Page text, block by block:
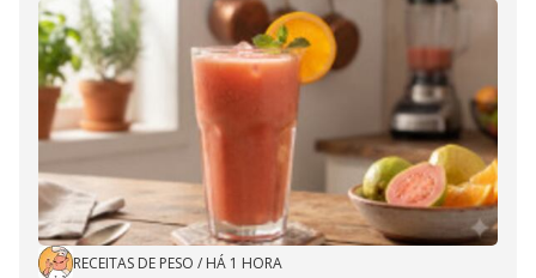
RECEITAS DE PESO / HÁ 1 HORA